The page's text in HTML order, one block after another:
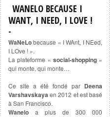
WANELO BECAUSE I
WANT, I NEED, I LOVE !
WaNeLobecause « I WAnt, I NEed,
I LOve ! ».
La plateforme « social-shopping»
qui monte, qui monte…
Ce site a été fondé par Deena
Varshavskayaen 2012 et est basé
à San Francisco.
Wanelo a plus de 300 000